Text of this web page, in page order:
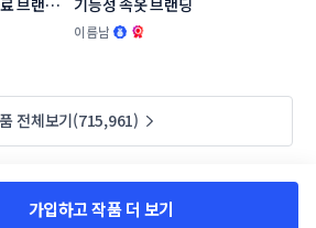
이름남
전체보기(715,961)
가입하고 작품 더 보기